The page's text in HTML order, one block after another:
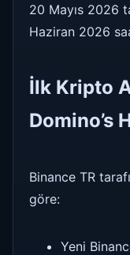
20 Mayıs 2026
Haziran 2026
İlk Kripto
Domino’s
Binance TR
göre:
Yeni